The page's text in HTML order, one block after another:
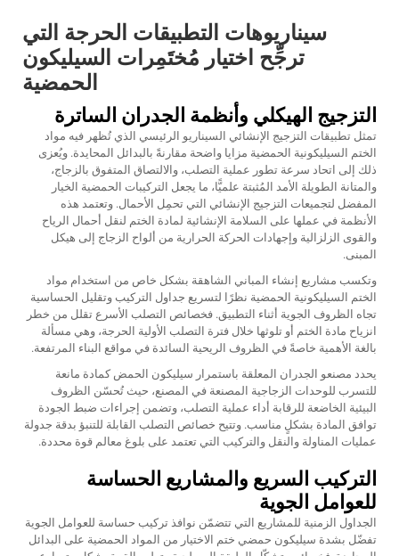
سيناريوهات التطبيقات الحرجة التي
ترجِّح اختيار مُختَمِرات السيليكون
الحمضية
التزجيج الهيكلي وأنظمة الجدران الساترة
تمثل تطبيقات التزجيج الإنشائي السيناريو الرئيسي الذي تُظهر فيه مواد
الختم السيليكونية الحمضية مزايا واضحة مقارنةً بالبدائل المحايدة. ويُعزى
ذلك إلى اتحاد سرعة تطور عملية التصلب، والالتصاق المتفوق بالزجاج،
والمتانة الطويلة الأمد المُثبتة علميًّا، ما يجعل التركيبات الحمضية الخيار
المفضل لتجميعات التزجيج الإنشائي التي تحمِل الأحمال. وتعتمد هذه
الأنظمة في عملها على السلامة الإنشائية لمادة الختم لنقل أحمال الرياح
والقوى الزلزالية وإجهادات الحركة الحرارية من ألواح الزجاج إلى هيكل
المبنى.
وتكسب مشاريع إنشاء المباني الشاهقة بشكل خاص من استخدام مواد
الختم السيليكونية الحمضية نظرًا لتسريع جداول التركيب وتقليل الحساسية
تجاه الظروف الجوية أثناء التطبيق. فخصائص التصلب الأسرع تقلل من خطر
انزياح مادة الختم أو تلوثها خلال فترة التصلب الأولية الحرجة، وهي مسألة
بالغة الأهمية خاصةً في الظروف الريحية السائدة في مواقع البناء المرتفعة.
يحدد مصنعو الجدران المعلقة باستمرار سيليكون الحمض كمادة مانعة
للتسرب للوحدات الزجاجية المصنعة في المصنع، حيث تُحسّن الظروف
البيئية الخاضعة للرقابة أداء عملية التصلب، وتضمن إجراءات ضبط الجودة
توافق المادة بشكلٍ مناسب. وتتيح خصائص التصلب القابلة للتنبؤ بدقة جدولة
عمليات المناولة والنقل والتركيب التي تعتمد على بلوغ معالم قوة محددة.
التركيب السريع والمشاريع الحساسة
للعوامل الجوية
الجداول الزمنية للمشاريع التي تتضمّن نوافذ تركيب حساسة للعوامل الجوية
تفضّل بشدة سيليكون حمضي ختم الاختيار من المواد الحمضية على البدائل